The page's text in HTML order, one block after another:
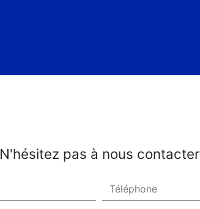
N'hésitez pas à nous contacter